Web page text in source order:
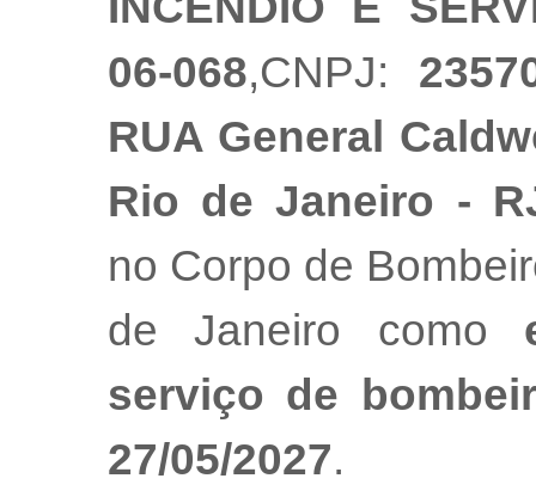
06-068,CNPJ:
RUA General
Rio de Janeiro -
no Corpo de
de Janeiro como
serviço de
27/05/2027.